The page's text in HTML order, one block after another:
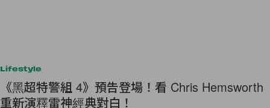
Lifestyle
《黑超特警組 4》預告登場！看 Chris Hemsworth
重新演釋雷神經典對白！